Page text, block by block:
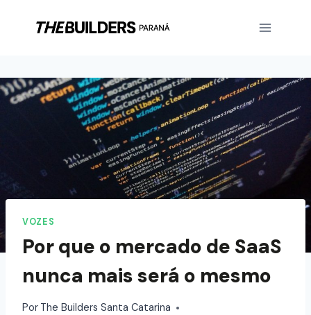
VOZES
Por que o mercado de SaaS
nunca mais será o mesmo
Por The Builders Santa Catarina